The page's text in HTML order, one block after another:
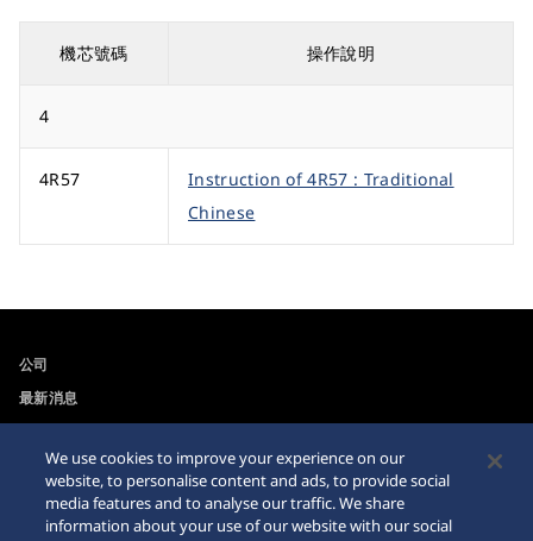
機芯號碼 操作說明
4
4R57
Instruction of 4R57 : Traditional
Chinese
公司
最新消息
可訪問性
Sitemap
We use cookies to improve your experience on our
website, to personalise content and ads, to provide social
media features and to analyse our traffic. We share
information about your use of our website with our social